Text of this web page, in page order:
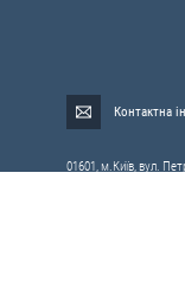
Контактна
01601, м.Київ, вул.